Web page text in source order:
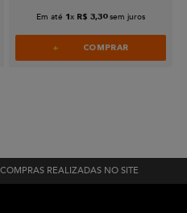
Em até 1 x R$ 3,30 sem juros
COMPRAR
REALIZADAS NO SITE